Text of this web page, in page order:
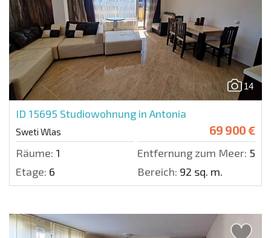
14
ID 15695 Studiowohnung in Antonia
Sweti Wlas 69 900 €
Räume: 1 Entfernung zum Meer: 500
Etage: 6 Bereich: 92 sq. m.